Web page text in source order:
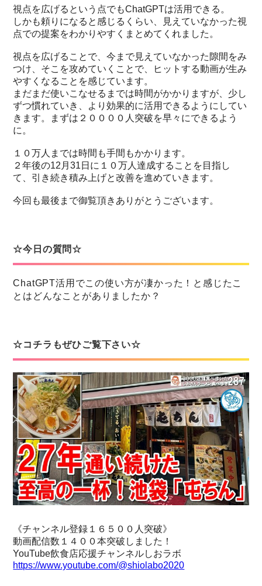
視点を広げるという点でもChatGPTは活用できる。
しかも頼りになると感じるくらい、見えていなかった視
点での提案をわかりやすくまとめてくれました。
視点を広げることで、今まで見えていなかった隙間をみ
つけ、そこを攻めていくことで、ヒットする動画が生み
やすくなることを感じています。
まだまだ使いこなせるまでは時間がかかりますが、少し
ずつ慣れていき、より効果的に活用できるようにしてい
きます。まずは２００００人突破を早々にできるよう
に。
１０万人までは時間も手間もかかります。
２年後の12月31日に１０万人達成することを目指し
て、引き続き積み上げと改善を進めていきます。
今回も最後まで御覧頂きありがとうございます。
☆今日の質問☆
ChatGPT活用でこの使い方が凄かった！と感じたこ
とはどんなことがありましたか？
☆コチラもぜひご覧下さい☆
《チャンネル登録１６５００人突破》
動画配信数１４００本突破しました！
YouTube飲食店応援チャンネルしおラボ
https://www.youtube.com/@shiolabo2020